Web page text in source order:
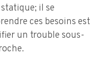
il se
ces besoins est
un trouble sous-